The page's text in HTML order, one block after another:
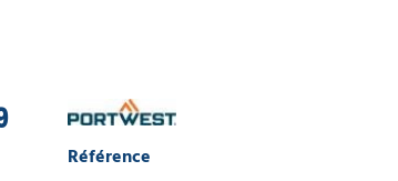
Référence